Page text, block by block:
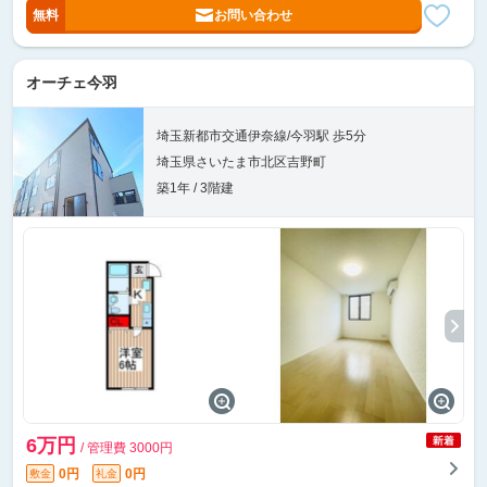
無料 お問い合わせ
オーチェ今羽
埼玉新都市交通伊奈線/今羽駅 歩5分
埼玉県さいたま市北区吉野町
築1年 / 3階建
6万円 / 管理費 3000円
敷金 0円 礼金
0円